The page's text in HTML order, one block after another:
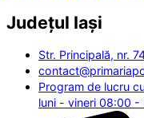
Județul Iași
Str. Principală, nr.
Program de lucru
luni - vineri 08:00 -